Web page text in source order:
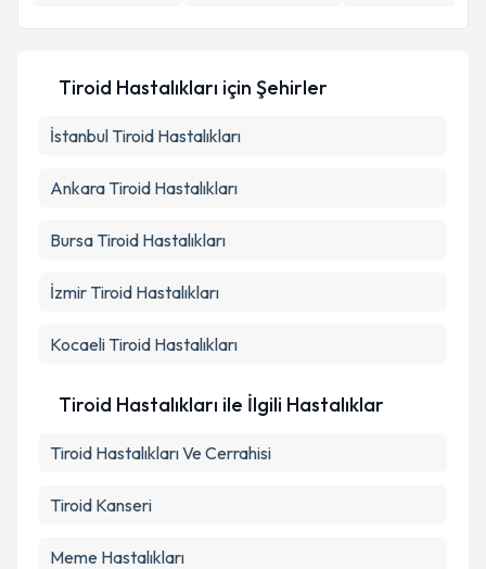
Tiroid Hastalıkları için Şehirler
İstanbul Tiroid Hastalıkları
Ankara Tiroid Hastalıkları
Bursa Tiroid Hastalıkları
İzmir Tiroid Hastalıkları
Kocaeli Tiroid Hastalıkları
Tiroid Hastalıkları ile İlgili Hastalıklar
Tiroid Hastalıkları Ve Cerrahisi
Tiroid Kanseri
Meme Hastalıkları